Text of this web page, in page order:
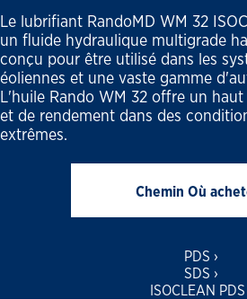
Le lubrifiant RandoMD WM 32
un fluide hydraulique multigrade
conçu pour être utilisé dans les
éoliennes et une vaste gamme
L'huile Rando WM 32 offre un
et de rendement dans des
extrêmes.
Chemin Où
PDS ›
SDS ›
ISOCLEAN PDS